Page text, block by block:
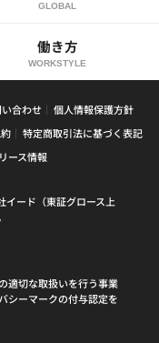
GLOBAL
働き方
WORKSTYLE
合わせ
個人情報保護方針
特定商取引法に基づく表記
ース情報
イード（東証グロース上
適切な取扱いを行う事業
シーマークの付与認定を